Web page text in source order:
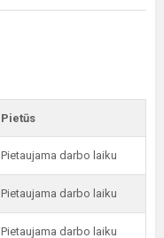
Pietūs
Pietaujama darbo laiku
Pietaujama darbo laiku
Pietaujama darbo laiku